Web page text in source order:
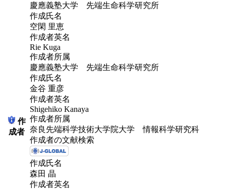
作
成者
慶應義塾大学 先端生命科学研究所
作成氏名
空閑 里恵
作成者英名
Rie Kuga
作成者所属
慶應義塾大学 先端生命科学研究所
作成氏名
金谷 重彦
作成者英名
Shigehiko Kanaya
作成者所属
奈良先端科学技術大学院大学 情報科学研究科
作成者の文献検索
作成氏名
森田 晶
作成者英名